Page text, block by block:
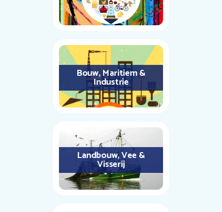
Bouw, Maritiem &
Industrie
Landbouw, Vee &
Visserij